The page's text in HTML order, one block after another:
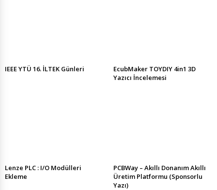
IEEE YTÜ 16. İLTEK Günleri
EcubMaker TOYDIY 4in1 3D
Yazıcı İncelemesi
Lenze PLC : I/O Modülleri
Ekleme
PCBWay – Akıllı Donanım Akıllı
Üretim Platformu (Sponsorlu
Yazı)